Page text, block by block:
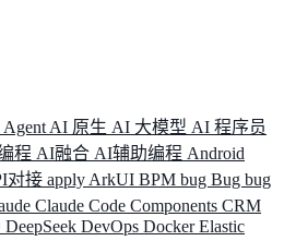
AI 原生 AI 大模型 AI 程序员
程 AI融合 AI辅助编程 Android
对接 apply ArkUI BPM bug Bug bug
Claude Code Components CRM
DeepSeek DevOps DockerElastic